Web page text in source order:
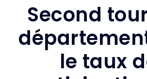
Second
le taux